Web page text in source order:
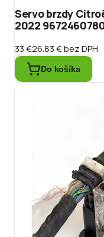
Servo brzdy
2022
33 €26.83 €bez DPH
Do košíka